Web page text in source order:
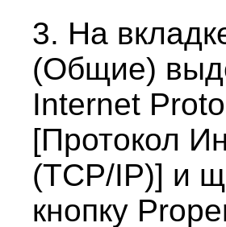
3. На
(Общие)
Internet
[Протокол
(TCP/IP)] и
кнопку